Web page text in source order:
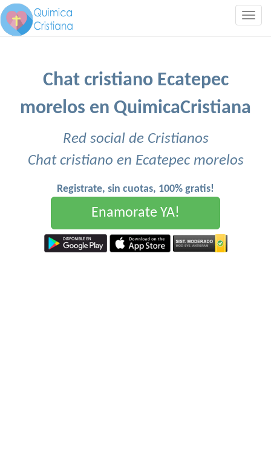
Chat cristiano Ecatepec
morelos en QuimicaCristiana
Red social de Cristianos
Chat cristiano en Ecatepec morelos
Registrate, sin cuotas, 100% gratis!
Enamorate YA!